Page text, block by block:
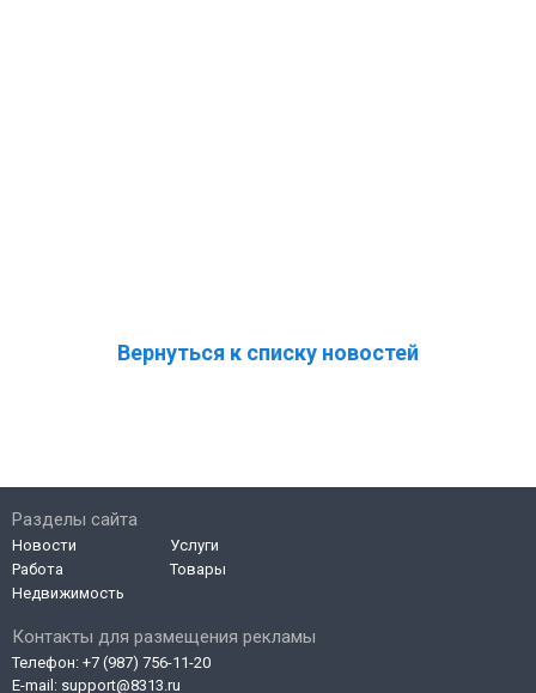
Вернуться к списку новостей
Контакты для размещения рекламы
Телефон: +7 (987) 756-11-20
E-mail: support@8313.ru
Разделы сайта
Новости
Работа
Недвижимость
Услуги
Товары